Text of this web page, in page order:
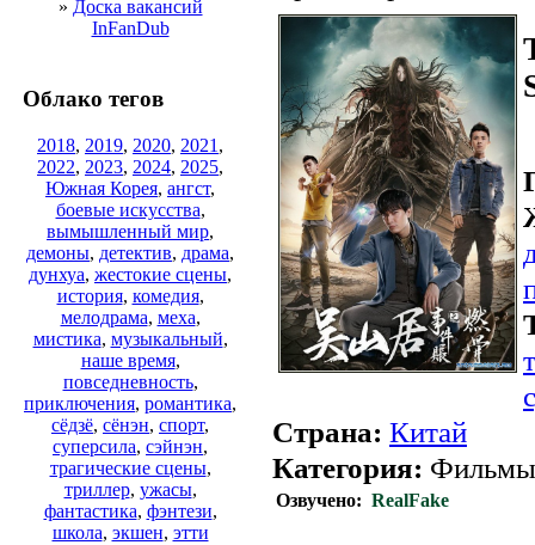
» Доска вакансий
InFanDub
Облако тегов
2018, 2019, 2020, 2021 ,
2022, 2023, 2024, 2025,
Южная Корея, ангст,
боевые искусства,
вымышленный мир,
демоны, детектив, драма,
дунхуа, жестокие сцены,
история, комедия,
мелодрама, меха,
мистика, музыкальный,
наше время,
повседневность,
приключения, романтика,
сёдзё, сёнэн, спорт,
суперсила, сэйнэн,
трагические сцены,
триллер, ужасы,
фантастика, фэнтези,
школа, экшен, этти
Страна: Китай
Категория: Фильмы
Озвучено: RealFake